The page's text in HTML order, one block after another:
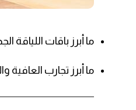
ما أبرز باقات اللياقة
ما أبرز تجارب